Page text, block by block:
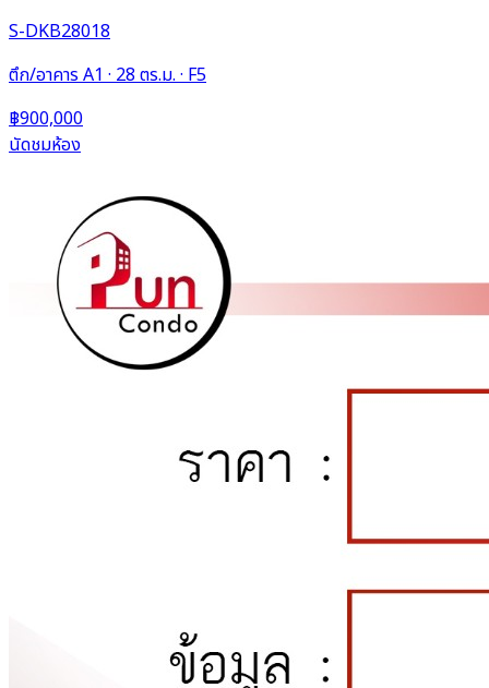
S-DKB28018
ตึก/อาคาร A1 · 28 ตร.ม. · F5
฿900,000
นัดชมห้อง